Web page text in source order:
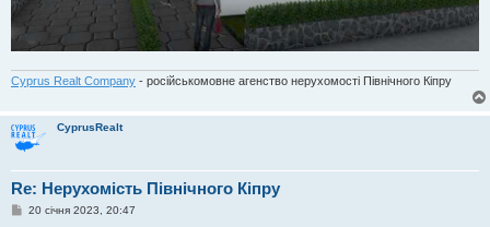
Cyprus Realt Company - російськомовне агенство нерухомості Північного Кіпру
CyprusRealt
Re: Нерухомість Північного Кіпру
П20 січня 2023, 20:47